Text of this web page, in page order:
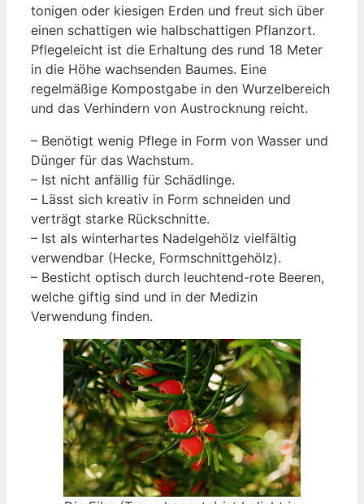
tonigen oder kiesigen Erden und freut sich über
einen schattigen wie halbschattigen Pflanzort.
Pflegeleicht ist die Erhaltung des rund 18 Meter
in die Höhe wachsenden Baumes. Eine
regelmäßige Kompostgabe in den Wurzelbereich
und das Verhindern von Austrocknung reicht.
– Benötigt wenig Pflege in Form von Wasser und
Dünger für das Wachstum.
– Ist nicht anfällig für Schädlinge.
– Lässt sich kreativ in Form schneiden und
verträgt starke Rückschnitte.
– Ist als winterhartes Nadelgehölz vielfältig
verwendbar (Hecke, Formschnittgehölz).
– Besticht optisch durch leuchtend-rote Beeren,
welche giftig sind und in der Medizin
Verwendung finden.